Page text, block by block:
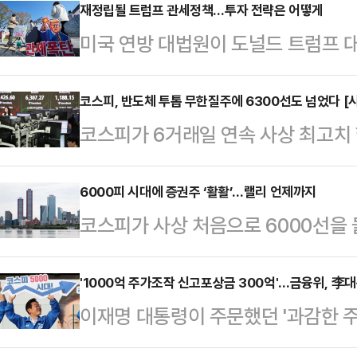
에 나선 외국인 물량을 개미들이 상
목된다.25일 한국거래소에 따르면,
20.54% 상승했다.해당 기간 외국
8262억원을 팔아치웠다.구체적
닉스(약 4조9137억원), 현대차(2
며 대…
재정립될 트럼프 관세정책…투자 전략은 어떻게
미국 연방 대법원이 도널드 트럼프
시에 미칠 영향이 주목된다.관련 소
시도 상승 마감했지만, 불확실성을
가 있다는 지적이다.24일 한국거래
비 37.56포인트(0.65%) 오른
이 단기 급등에 따른 차익실현을
스 등 '반도체 투톱'을 1조원 넘게
불확실…
코스피, 반도체 투톱 무한질주에 6300선도 넘었다 [
코스피가 6거래일 연속 사상 최고
돌파했다. 반도체 투톱인 삼성전자
며 코스피 상승을 이끌고 있다.26
거래일 대비 223.41포인트
(25일) 사상 처음으로 6000선에
파한 셈이다.지수는 전장보다
장한 뒤 강세를 지속하며 오름폭
6000피 시대에 증권주 ‘활활’…랠리 언제까지
코스피가 사상 처음으로 6000선을
고 있다.코스피의 신고가 랠리 속
SK하이닉스보다 화려한 수익률을
국내 상장 증권사들로 구성된
일) 93.43% 상승했다.같은 기간
'1000억 주가조작 신고포상금 300억'…금융위, 李대
이재명 대통령이 주문했던 '과감한
용이 공개됐다. 신고포상금 상한이